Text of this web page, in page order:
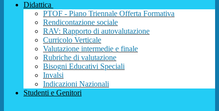
Didattica
PTOF - Piano Triennale Offerta Formativa
Rendicontazione sociale
RAV: Rapporto di autovalutazione
Curricolo Verticale
Valutazione intermedie e finale
Rubriche di valutazione
Bisogni Educativi Speciali
Invalsi
Indicazioni Nazionali
Studenti e Genitori